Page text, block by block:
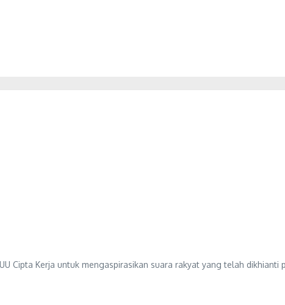
Cipta Kerja untuk mengaspirasikan suara rakyat yang telah